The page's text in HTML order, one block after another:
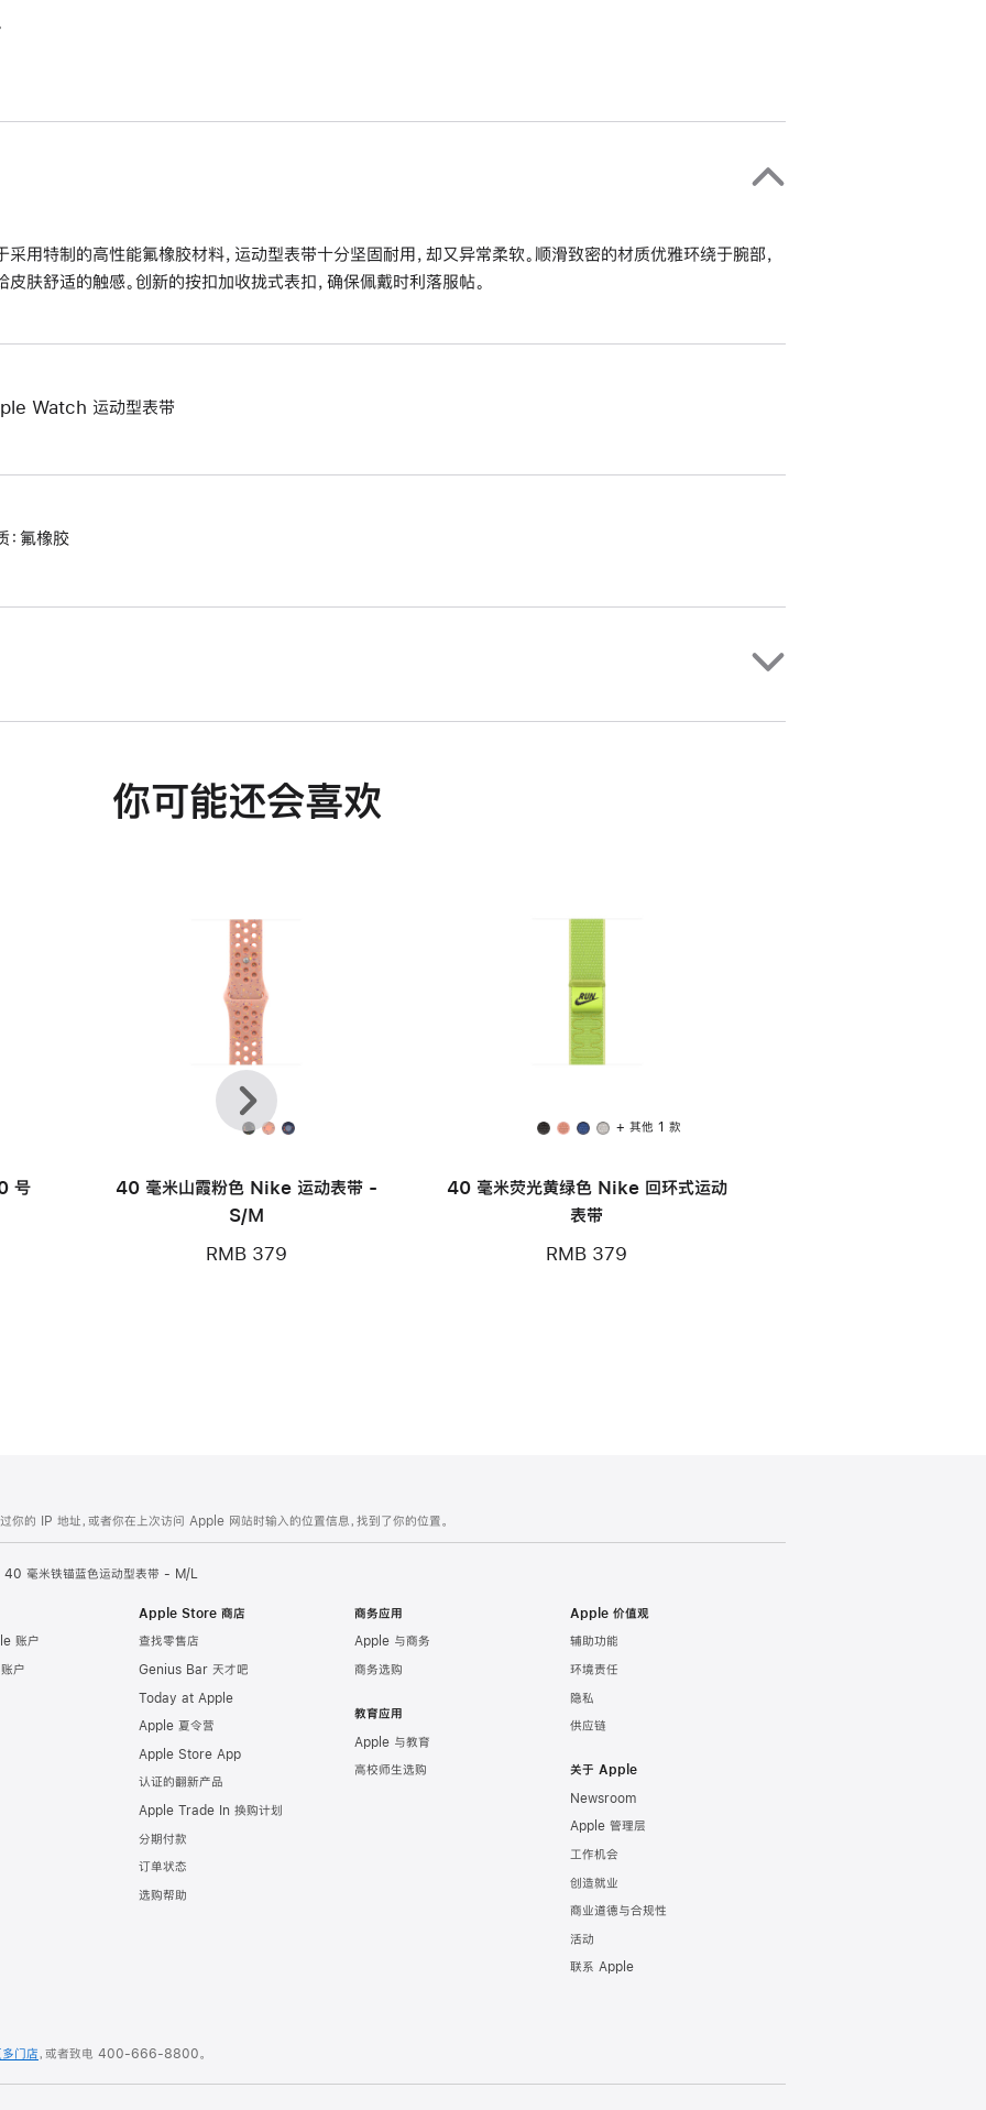
采用特制的高性能氟橡胶材料，运动型表带十分坚固耐用，却又异常柔软。顺滑致密的材质优雅环绕于腕部，
皮肤舒适的触感。创新的按扣加收拢式表扣，确保佩戴时利落服帖。
Watch 运动型表带
：氟橡胶
你可能还会喜欢
号
40 毫米山霞粉色 Nike 运动表带 -
S/M
RMB 379
+ 其他 1 款
40 毫米荧光黄绿色 Nike 回环式运动
表带
RMB 379
上
一
个
下
一
个
你的 IP 地址，或者你在上次访问 Apple 网站时输入的位置信息，找到了你的位置。
40 毫米铁锚蓝色运动型表带 - M/L
账户
户
Apple Store 商店
查找零售店
Genius Bar 天才吧
Today at Apple
Apple 夏令营
Apple Store App
认证的翻新产品
Apple Trade In 换购计划
分期付款
订单状态
选购帮助
商务应用
Apple 与商务
商务选购
教育应用
Apple 与教育
高校师生选购
Apple 价值观
辅助功能
环境责任
隐私
供应链
关于 Apple
Newsroom
Apple 管理层
工作机会
创造就业
商业道德与合规性
活动
联系 Apple
多门店，或者致电 400-666-8800。